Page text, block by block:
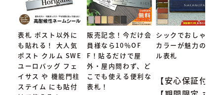
表札 ポスト以外に
も貼れる！ 大人気
ポスト クルム SWE
ユーロバッグ フェ
イサス や 機能門柱
ステイム にも貼付
販売記念！今だけ会
員様なら10％OF
F！貼るだけで屋
外・屋内問わず、ど
こでも使える便利な
表札！
シックでおしゃれな
カラーが魅力のタイ
ル表札
【安心保証付】